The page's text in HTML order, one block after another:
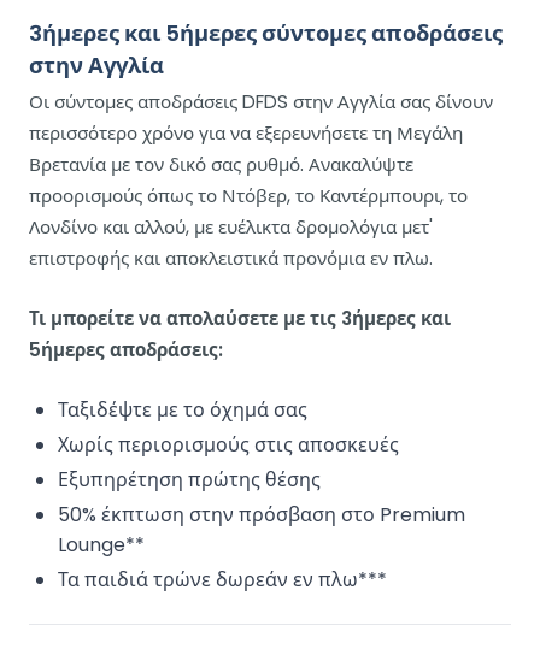
3ήμερες και 5ήμερες σύντομες αποδράσεις
στην Αγγλία
Οι σύντομες αποδράσεις DFDS στην Αγγλία σας δίνουν
περισσότερο χρόνο για να εξερευνήσετε τη Μεγάλη
Βρετανία με τον δικό σας ρυθμό. Ανακαλύψτε
προορισμούς όπως το Ντόβερ, το Καντέρμπουρι, το
Λονδίνο και αλλού, με ευέλικτα δρομολόγια μετ'
επιστροφής και αποκλειστικά προνόμια εν πλω.
Τι μπορείτε να απολαύσετε με τις 3ήμερες και
5ήμερες αποδράσεις:
Ταξιδέψτε με το όχημά σας
Χωρίς περιορισμούς στις αποσκευές
Εξυπηρέτηση πρώτης θέσης
50% έκπτωση στην πρόσβαση στο Premium
Lounge**
Τα παιδιά τρώνε δωρεάν εν πλω***